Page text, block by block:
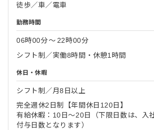
徒歩／車／電車
勤務時間
06時00分〜 22時00分
シフト制／実働8時間・休憩1時間
休日・休暇
シフト制／月8日以上
完全週休2日制【年間休日120日】
有給休暇：10日～20日（下限日数は、入
付与日数となります）